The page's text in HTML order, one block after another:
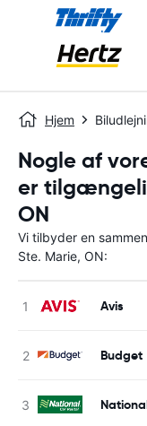
Hjem
Nogle af
er
ON
Vi tilbyder en
Ste. Marie, ON:
Avis
Budget